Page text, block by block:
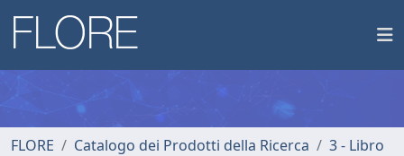
FLORE Catalogo dei Prodotti della Ricerca
3 - Libro